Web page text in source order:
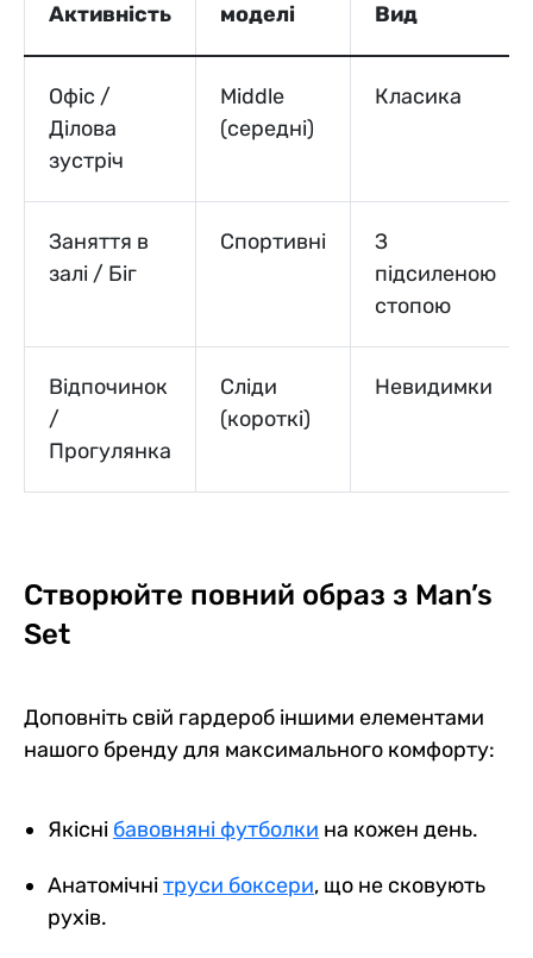
Активність
моделі
Вид
Офіс /
Ділова
зустріч
Middle
(середні)
Класика
Заняття в
залі / Біг
Спортивні
З
підсиленою
стопою
Відпочинок
/
Прогулянка
Сліди
(короткі)
Невидимки
Створюйте повний образ з Man’s
Set
Доповніть свій гардероб іншими елементами
нашого бренду для максимального комфорту:
Якісні бавовняні футболки на кожен день.
Анатомічнітруси боксери, що не сковують
рухів.